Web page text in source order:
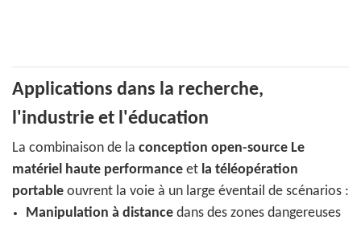
Applications dans la recherche,
l'industrie et l'éducation
La combinaison de la conception open-source Le
matériel haute performance et la téléopération
portable ouvrent la voie à un large éventail de scénarios :
Manipulation à distancedans des zones dangereuses